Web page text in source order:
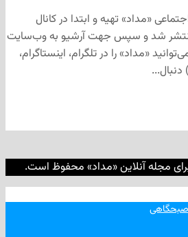
و ابتدا در کانال
سپس جهت آرشیو به وب‌سایت
در تلگرام، اینستاگرام،
«مداد» محفوظ است.